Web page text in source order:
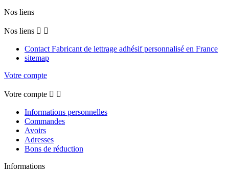
Nos liens
Nos liens  
Contact Fabricant de lettrage adhésif personnalisé en France
sitemap
Votre compte
Votre compte  
Informations personnelles
Commandes
Avoirs
Adresses
Bons de réduction
Informations